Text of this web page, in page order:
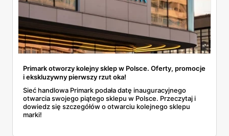
Primark otworzy kolejny sklep w Polsce. Oferty, promocje
i ekskluzywny pierwszy rzut oka!
Sieć handlowa Primark podała datę inauguracyjnego
otwarcia swojego piątego sklepu w Polsce. Przeczytaj i
dowiedz się szczegółów o otwarciu kolejnego sklepu
marki!